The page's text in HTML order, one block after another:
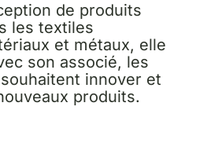
de produits
les textiles
et métaux, elle
son associé, les
innover et
produits.